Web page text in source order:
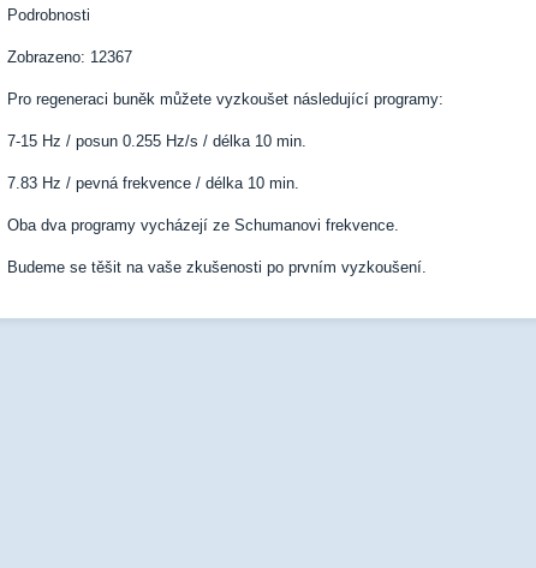
Podrobnosti
Zobrazeno: 12367
Pro regeneraci buněk můžete vyzkoušet následující programy:
7-15 Hz / posun 0.255 Hz/s / délka 10 min.
7.83 Hz / pevná frekvence / délka 10 min.
Oba dva programy vycházejí ze Schumanovi frekvence.
Budeme se těšit na vaše zkušenosti po prvním vyzkoušení.